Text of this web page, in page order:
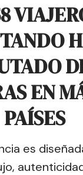
EN
PAÍSES
es